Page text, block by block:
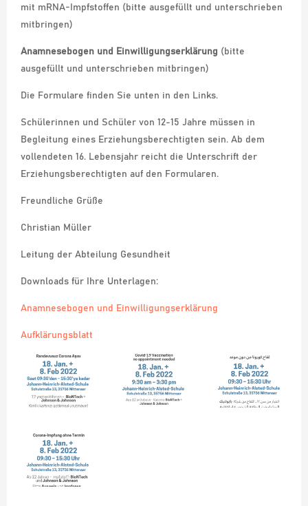
mit mRNA-Impfstoffen (bitte ausgefüllt und unterschrieben
mitbringen)
Anamnesebogen und Einwilligungserklärung (bitte
ausgefüllt und unterschrieben mitbringen)
Die Formulare finden Sie unten in den Links.
Schülerinnen und Schüler von 12-15 Jahre müssen in
Begleitung eines Erziehungsberechtigten sein. Ab dem
vollendeten 16. Lebensjahr reicht die Unterschrift der
Erziehungsberechtigten auf den Formularen.
Freundliche Grüße
Christian Müller
Leitung der Abteilung Gesundheit
Downloads für Ihre Unterlagen:
Anamnesebogen und Einwilligungserklärung
Aufklärungsblatt